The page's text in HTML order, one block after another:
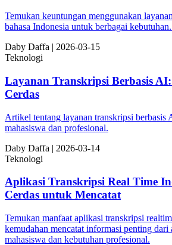
Temukan keuntungan menggunakan
bahasa Indonesia untuk berbagai
Daby Daffa | 2026-03-15
Teknologi
Layanan Transkripsi Berbasis
Cerdas
Artikel tentang layanan transkripsi berbasis
mahasiswa dan profesional.
Daby Daffa | 2026-03-14
Teknologi
Aplikasi Transkripsi Real Time
Cerdas untuk Mencatat
Temukan manfaat aplikasi transkripsi
kemudahan mencatat informasi penting
mahasiswa dan kebutuhan profesional.